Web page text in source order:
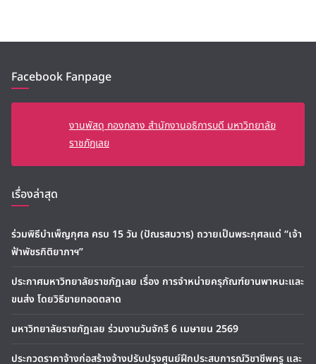
Facebook Fanpage
งานพัสดุ กองกลาง สำนักงานอธิการบดี มหาวิทยาลัย
ราชภัฏเลย
เรื่องล่าสุด
ร่วมพิธีบำเพ็ญกุศล ครบ 15 วัน (ปัณรสมวาร) ถวายเป็นพระกุศลแด่ “เจ้า
ฟ้าพัชรกิติยาภาฯ”
ประกาศมหาวิทยาลัยราชภัฏเลย เรื่อง การจำหน่ายครุภัณฑ์ยานพาหนะและ
ขนส่ง โดยวิธีขายทอดตลาด
มหาวิทยาลัยราชภัฏเลย ร่วมงานวันจักรี 6 เมษายน 2569
ประกวดราคาจ้างก่อสร้างจ้างปรับปรุงศูนย์ฝึกประสบการณ์วิชาชีพครู และ